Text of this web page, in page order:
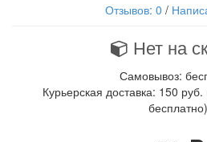
Отзывов: 0 /
Нет на
Самовывоз:
Курьерская доставка: 150